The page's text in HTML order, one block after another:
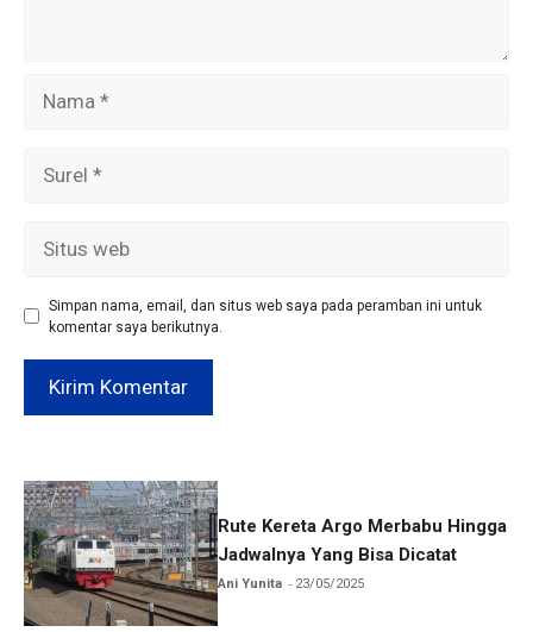
web
Simpan nama, email, dan situs web saya pada peramban ini untuk
komentar saya berikutnya.
Rute Kereta Argo Merbabu Hingga
Jadwalnya Yang Bisa Dicatat
Ani Yunita 23/05/2025